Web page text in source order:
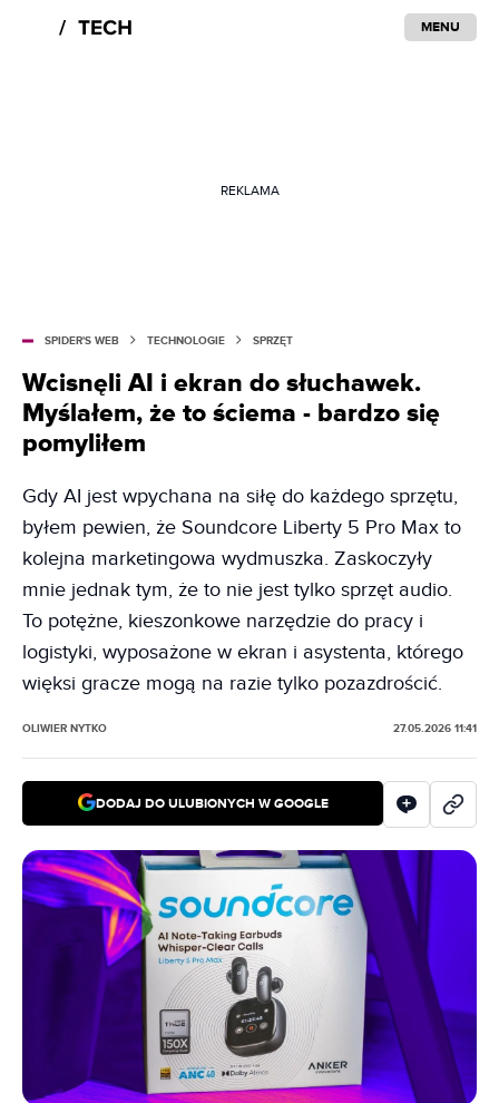
MENU
REKLAMA
SPIDER'S WEB TECHNOLOGIE SPRZĘT
Wcisnęli AI i ekran do słuchawek.
Myślałem, że to ściema - bardzo się
pomyliłem
Gdy AI jest wpychana na siłę do każdego sprzętu,
byłem pewien, że Soundcore Liberty 5 Pro Max to
kolejna marketingowa wydmuszka. Zaskoczyły
mnie jednak tym, że to nie jest tylko sprzęt audio.
To potężne, kieszonkowe narzędzie do pracy i
logistyki, wyposażone w ekran i asystenta, którego
więksi gracze mogą na razie tylko pozazdrościć.
OLIWIER NYTKO 27.05.2026 11:41
DODAJ DO ULUBIONYCH W GOOGLE